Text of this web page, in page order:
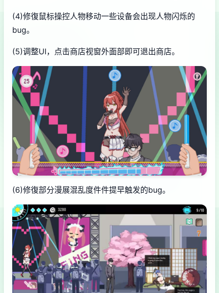
(4)修復鼠标操控人物移动一些设备会出现人物闪烁的
bug。
(5)调整UI，点击商店视窗外面部即可退出商店。
(6)修復部分漫展混乱度件件提早触发的bug。